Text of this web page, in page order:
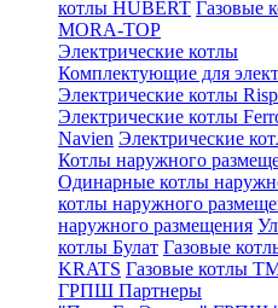
котлы HUBERT Газовые
MORA-TOP
Электрические котлы
Комплектующие для
Электрические котлы
Электрические котлы
Navien Электрические
Котлы наружного
Одинарные котлы
котлы наружного
наружного размещения
котлы Булат Газовые
KRATS Газовые котлы
ГРПШ Партнеры